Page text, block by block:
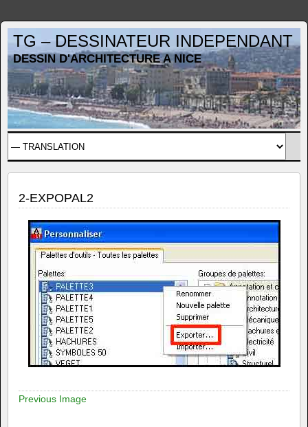
TG – DESSINATEUR INDEPENDANT
DESSIN D'ARCHITECTURE A NICE
2-EXPOPAL2
Previous Image